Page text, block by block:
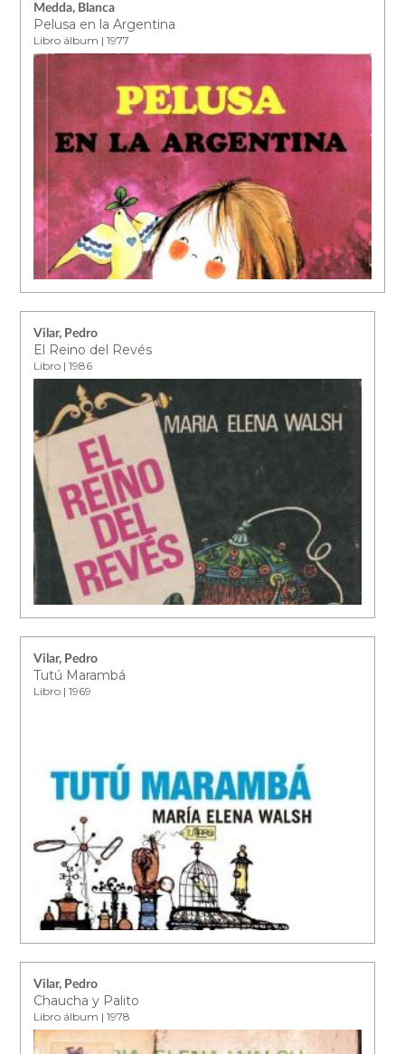
Medda, Blanca
Pelusa en la Argentina
Libro álbum | 1977
Vilar, Pedro
El Reino del Revés
Libro | 1986
Vilar, Pedro
Tutú Marambá
Libro | 1969
Vilar, Pedro
Chaucha y Palito
Libro álbum | 1978